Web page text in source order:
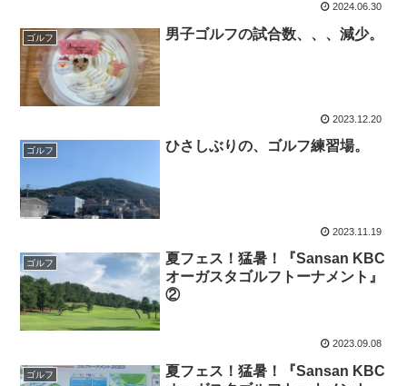
2024.06.30
ゴルフ 男子ゴルフの試合数、、、減少。
2023.12.20
ゴルフ ひさしぶりの、ゴルフ練習場。
2023.11.19
ゴルフ
夏フェス！猛暑！『Sansan KBC
オーガスタゴルフトーナメント』
②
2023.09.08
ゴルフ
夏フェス！猛暑！『Sansan KBC